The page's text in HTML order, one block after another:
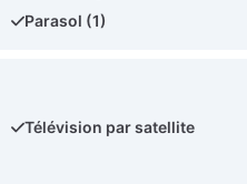
Parasol (1)
Télévision par satellite